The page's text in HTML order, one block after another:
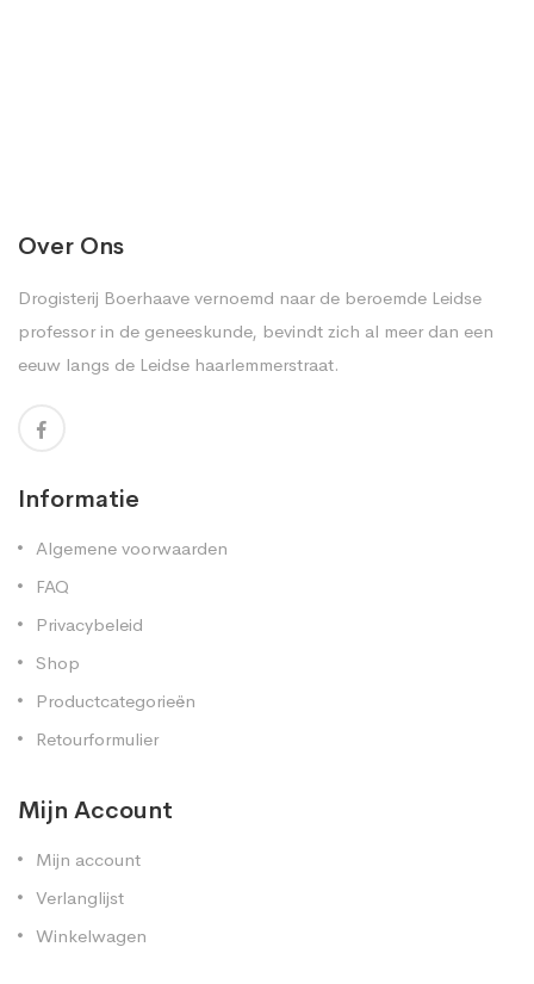
Over Ons
Drogisterij Boerhaave vernoemd naar de beroemde Leidse
professor in de geneeskunde, bevindt zich al meer dan een
eeuw langs de Leidse haarlemmerstraat.
Informatie
Algemene voorwaarden
FAQ
Privacybeleid
Shop
Productcategorieën
Retourformulier
Mijn Account
Mijn account
Verlanglijst
Winkelwagen